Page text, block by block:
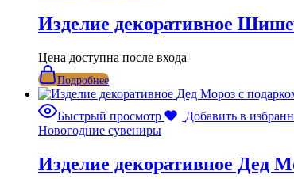
Изделие декоративное
Цена доступна после входа
Подробнее
Быстрый просмотр
Добавить в
Новогодние сувениры
Изделие декоративное Дед